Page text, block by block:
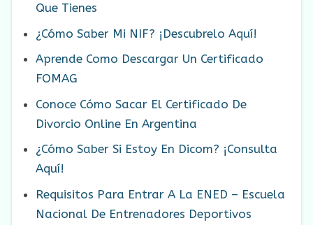
Que Tienes
¿Cómo Saber Mi NIF? ¡Descubrelo Aquí!
Aprende Como Descargar Un Certificado
FOMAG
Conoce Cómo Sacar El Certificado De
Divorcio Online En Argentina
¿Cómo Saber Si Estoy En Dicom? ¡Consulta
Aquí!
Requisitos Para Entrar A La ENED – Escuela
Nacional De Entrenadores Deportivos